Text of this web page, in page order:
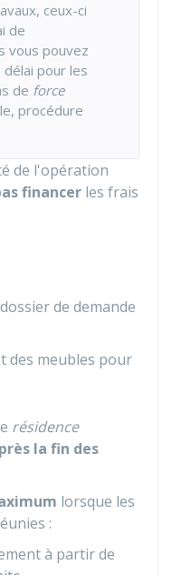
ceux-ci
de
vous pouvez
pour les
de force
procédure
de l'opération
financer les frais
de demande
des meubles pour
résidence
la fin des
lorsque les
:
à partir de